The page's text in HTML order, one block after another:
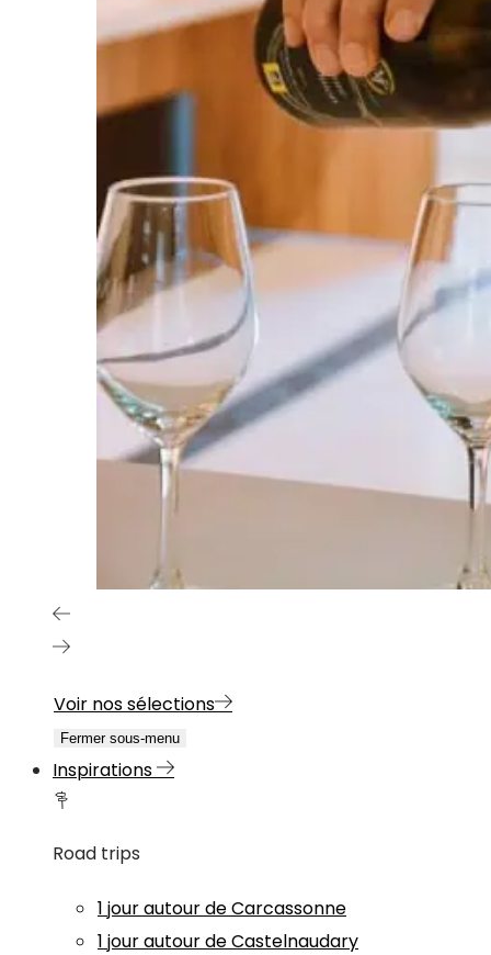
Voir nos sélections
Fermer sous-menu
Inspirations
Road trips
1 jour autour de Carcassonne
1 jour autour de Castelnaudary